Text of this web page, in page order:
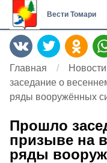
Вести Томари
Главная Новости
заседание о
ряды вооружённых
Прошло
призыве на
ряды